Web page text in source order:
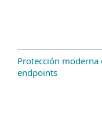
Protección moderna
endpoints